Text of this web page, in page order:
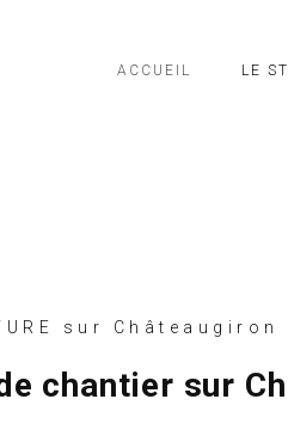
ACCUEIL LE
sur Châteaugiron
chantier sur